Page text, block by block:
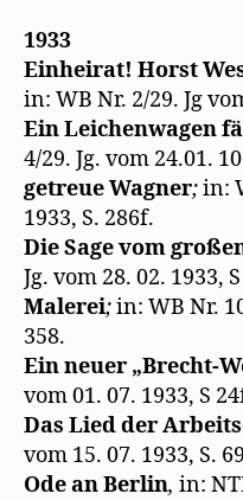
1933
Einheirat! Horst
in: WB Nr. 2/29. Jg
Ein Leichenwagen
4/29. Jg. vom 24.01.
getreue Wagner;in:
1933, S. 286f.
Die Sage vom
Jg. vom 28. 02. 1933,
Malerei;in: WB Nr.
358.
Ein neuer „Brecht-
vom 01. 07. 1933, S
Das Lied der
vom 15. 07. 1933, S.
Ode an Berlin, in: